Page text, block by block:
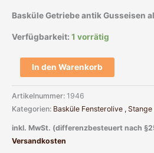
Basküle Getriebe antik Gusseisen
Verfügbarkeit: 1 vorrätig
In den Warenkorb
Artikelnummer: 1946
Kategorien: Basküle Fensterolive ,
inkl. MwSt. (differenzbesteuert nach
Versandkosten